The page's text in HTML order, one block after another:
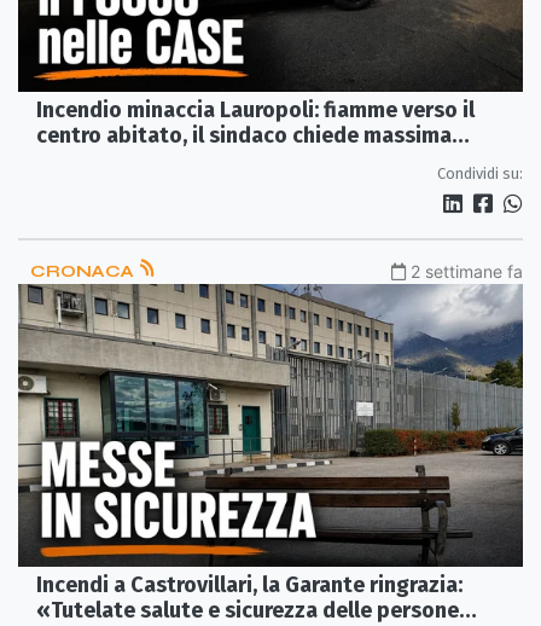
Incendio minaccia Lauropoli: fiamme verso il
centro abitato, il sindaco chiede massima
Condividi su:
CRONACA 2 settimane fa
Incendi a Castrovillari, la Garante ringrazia:
«Tutelate salute e sicurezza delle persone